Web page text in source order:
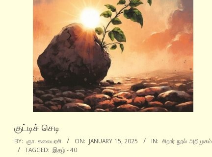
குட்டிச் செடி
2025-
01-
BY: ஞா. கலையரசி ON: JANUARY 15, 2025 IN: சிறார் நூல் அறிமுகம்
TAGGED: இதழ் - 40